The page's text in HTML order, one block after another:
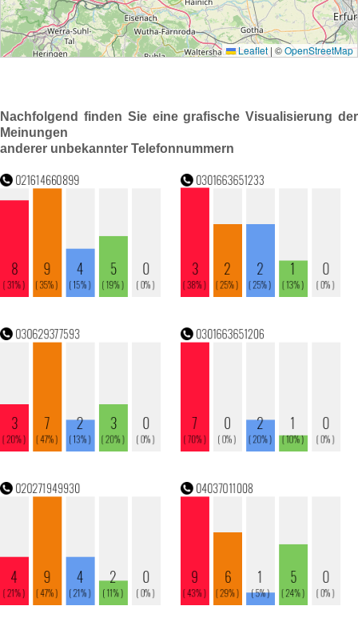
Nachfolgend finden Sie eine grafische Visualisierung der
Meinungen
anderer unbekannter Telefonnummern